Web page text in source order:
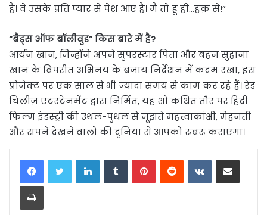
है। वे उसके प्रति प्यार से पेश आए हैं। मैं तो हूं ही…हक़ से!”
“बैड्स ऑफ बॉलीवुड” किस बारे में है?
आर्यन खान, जिन्होंने अपने सुपरस्टार पिता और बहन सुहाना
खान के विपरीत अभिनय के बजाय निर्देशन में कदम रखा, इस
प्रोजेक्ट पर एक साल से भी ज़्यादा समय से काम कर रहे हैं। रेड
चिलीज़ एंटरटेनमेंट द्वारा निर्मित, यह शो कथित तौर पर हिंदी
फिल्म इंडस्ट्री की उथल-पुथल से जूझते महत्वाकांक्षी, मेहनती
और सपने देखने वालों की दुनिया से आपको रूबरू कराएगा।
LinkedInTumblrPinterestReddit VKontakteShare via Email
Print